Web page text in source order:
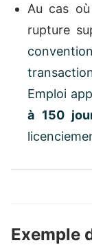
Au cas
rupture
Emploi
à 150
Exemple